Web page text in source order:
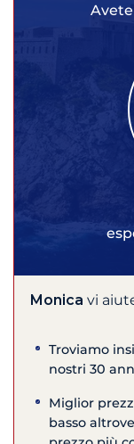
Monica vi
Troviamo
nostri 30
Miglior
basso